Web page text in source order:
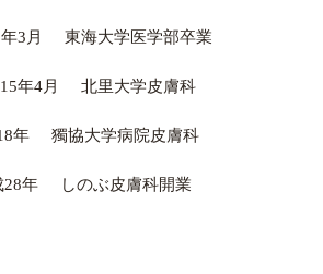
3月 東海大学医学部卒業
年4月 北里大学皮膚科
年 獨協大学病院皮膚科
28年 しのぶ皮膚科開業